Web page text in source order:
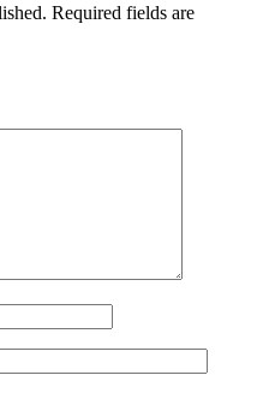
Required fields are